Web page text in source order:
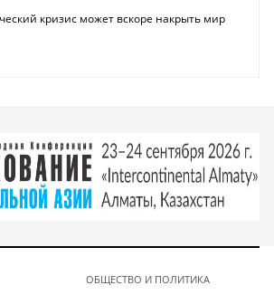
кризис может вскоре накрыть мир
ОБЩЕСТВО И ПОЛИТИКА